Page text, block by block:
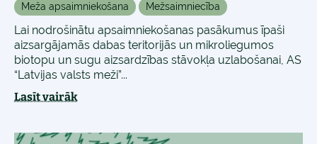
Meža apsaimniekošana Mežsaimniecība
Lai nodrošinātu apsaimniekošanas pasākumus īpaši
aizsargājamās dabas teritorijās un mikroliegumos
biotopu un sugu aizsardzības stāvokļa uzlabošanai, AS
“Latvijas valsts meži”...
Lasīt vairāk